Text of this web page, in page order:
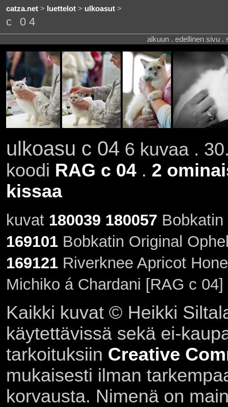
catza.net> luettelot> ulkoasut>
c 04
alkuun . edellinen sivu .
ulkoasu c 04 6 kuvaa .
koodi RAG c 04. 2
kissaa
kuvat 180039 180057
169101Bobkatin Original
169121Riverknee Apricot
Michiko á Chardani [RAG c 04]
Kaikki kuvat © Heikki
käytettävissä sekä ei-
tarkoituksiin Creative
mukaisesti ilman
korvausta. Nimenä on